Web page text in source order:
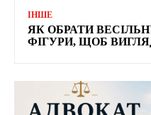
ІНШЕ
ЯК ОБРАТИ
ФІГУРИ, ЩОБ